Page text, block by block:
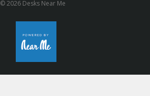
© 2026 Desks Near Me